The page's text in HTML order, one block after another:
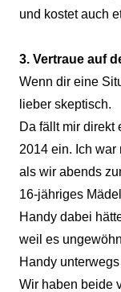
und kostet auch
3. Vertraue auf
Wenn dir eine
lieber skeptisch.
Da fällt mir direkt
2014 ein. Ich war
als wir abends
16-jähriges
Handy dabei
weil es
Handy unterwegs
Wir haben beide